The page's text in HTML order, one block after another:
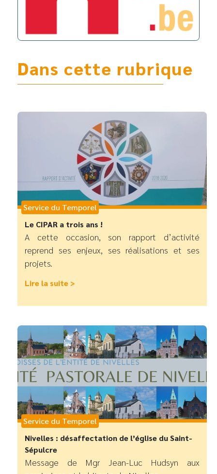
Dans cette rubrique
Service du Temporel
Le CIPAR a trois ans !
A cette occasion, son rapport d’activité
reprend ses enjeux, ses réalisations et ses
projets.
Lire la suite >
Service du Temporel
Nivelles : désaffectation de l’église du Saint-
Sépulcre
Message de Mgr Jean-Luc Hudsyn aux